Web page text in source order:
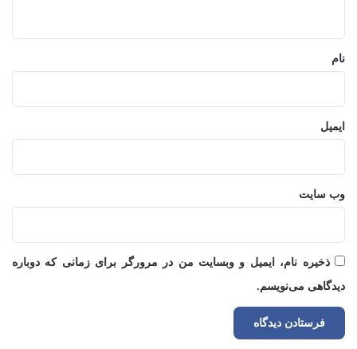
نام
ایمیل
وب‌ سایت
ذخیره نام، ایمیل و وبسایت من در مرورگر برای زمانی که دوباره
دیدگاهی می‌نویسم.